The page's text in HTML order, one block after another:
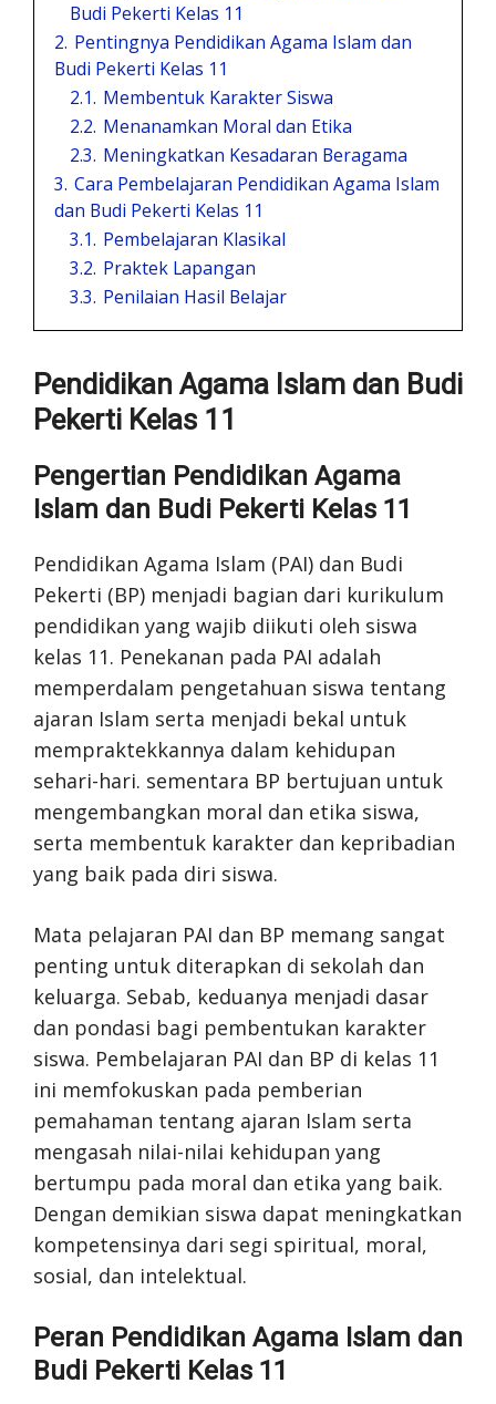
Budi Pekerti Kelas 11
2. Pentingnya Pendidikan Agama Islam dan
Budi Pekerti Kelas 11
2.1. Membentuk Karakter Siswa
2.2. Menanamkan Moral dan Etika
2.3. Meningkatkan Kesadaran Beragama
3. Cara Pembelajaran Pendidikan Agama Islam
dan Budi Pekerti Kelas 11
3.1. Pembelajaran Klasikal
3.2. Praktek Lapangan
3.3. Penilaian Hasil Belajar
Pendidikan Agama Islam dan Budi
Pekerti Kelas 11
Pengertian Pendidikan Agama
Islam dan Budi Pekerti Kelas 11
Pendidikan Agama Islam (PAI) dan Budi
Pekerti (BP) menjadi bagian dari kurikulum
pendidikan yang wajib diikuti oleh siswa
kelas 11. Penekanan pada PAI adalah
memperdalam pengetahuan siswa tentang
ajaran Islam serta menjadi bekal untuk
mempraktekkannya dalam kehidupan
sehari-hari. sementara BP bertujuan untuk
mengembangkan moral dan etika siswa,
serta membentuk karakter dan kepribadian
yang baik pada diri siswa.
Mata pelajaran PAI dan BP memang sangat
penting untuk diterapkan di sekolah dan
keluarga. Sebab, keduanya menjadi dasar
dan pondasi bagi pembentukan karakter
siswa. Pembelajaran PAI dan BP di kelas 11
ini memfokuskan pada pemberian
pemahaman tentang ajaran Islam serta
mengasah nilai-nilai kehidupan yang
bertumpu pada moral dan etika yang baik.
Dengan demikian siswa dapat meningkatkan
kompetensinya dari segi spiritual, moral,
sosial, dan intelektual.
Peran Pendidikan Agama Islam dan
Budi Pekerti Kelas 11